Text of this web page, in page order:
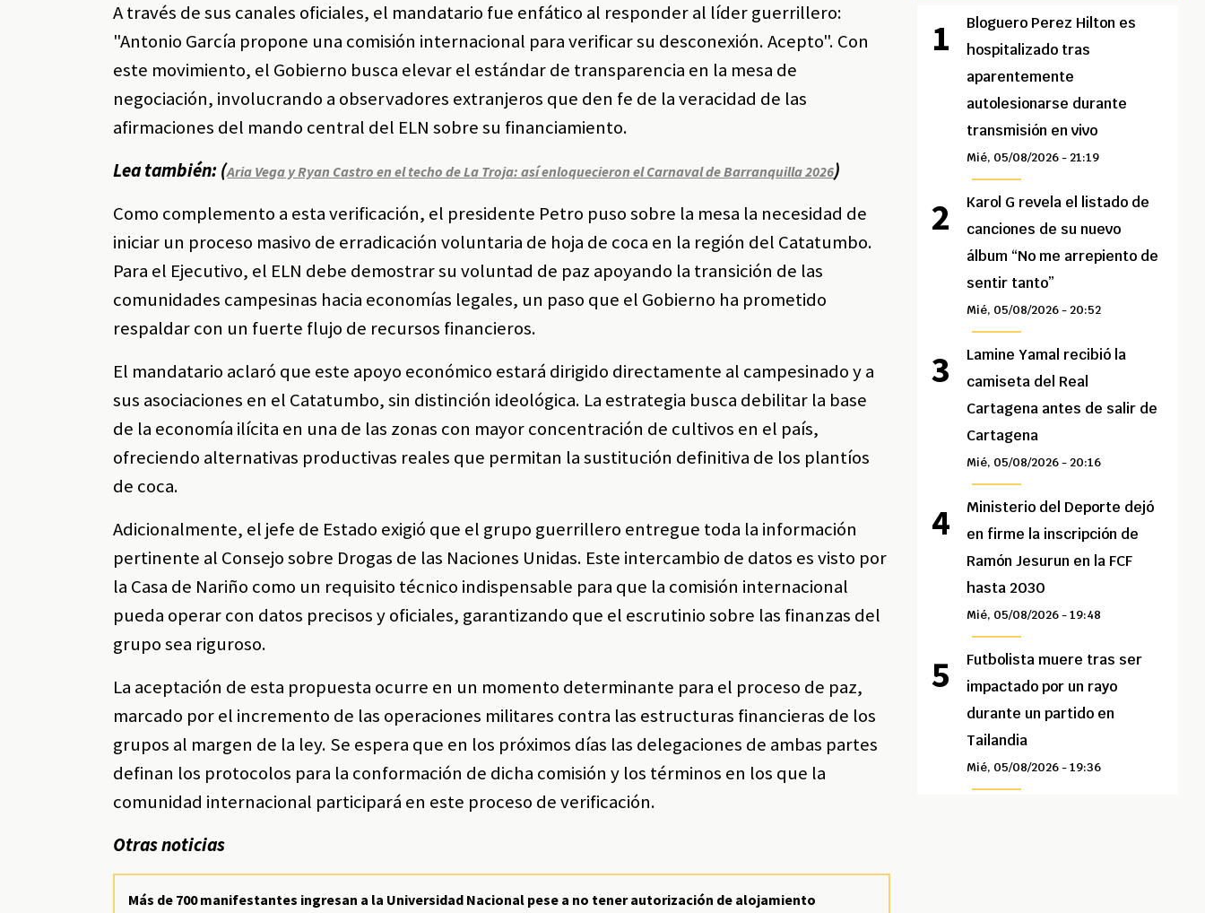
A través de sus canales oficiales, el mandatario fue enfático al responder al líder guerrillero:
"Antonio García propone una comisión internacional para verificar su desconexión. Acepto". Con
este movimiento, el Gobierno busca elevar el estándar de transparencia en la mesa de
negociación, involucrando a observadores extranjeros que den fe de la veracidad de las
afirmaciones del mando central del ELN sobre su financiamiento.
Lea también: (Aria Vega y Ryan Castro en el techo de La Troja: así enloquecieron el Carnaval de Barranquilla 2026)
Como complemento a esta verificación, el presidente Petro puso sobre la mesa la necesidad de
iniciar un proceso masivo de erradicación voluntaria de hoja de coca en la región del Catatumbo.
Para el Ejecutivo, el ELN debe demostrar su voluntad de paz apoyando la transición de las
comunidades campesinas hacia economías legales, un paso que el Gobierno ha prometido
respaldar con un fuerte flujo de recursos financieros.
El mandatario aclaró que este apoyo económico estará dirigido directamente al campesinado y a
sus asociaciones en el Catatumbo, sin distinción ideológica. La estrategia busca debilitar la base
de la economía ilícita en una de las zonas con mayor concentración de cultivos en el país,
ofreciendo alternativas productivas reales que permitan la sustitución definitiva de los plantíos
de coca.
Adicionalmente, el jefe de Estado exigió que el grupo guerrillero entregue toda la información
pertinente al Consejo sobre Drogas de las Naciones Unidas. Este intercambio de datos es visto por
la Casa de Nariño como un requisito técnico indispensable para que la comisión internacional
pueda operar con datos precisos y oficiales, garantizando que el escrutinio sobre las finanzas del
grupo sea riguroso.
La aceptación de esta propuesta ocurre en un momento determinante para el proceso de paz,
marcado por el incremento de las operaciones militares contra las estructuras financieras de los
grupos al margen de la ley. Se espera que en los próximos días las delegaciones de ambas partes
definan los protocolos para la conformación de dicha comisión y los términos en los que la
comunidad internacional participará en este proceso de verificación.
Otras noticias
Más de 700 manifestantes ingresan a la Universidad Nacional pese a no tener autorización de alojamiento
Bloguero Perez Hilton es
hospitalizado tras
aparentemente
autolesionarse durante
transmisión en vivo
Mié, 05/08/2026 - 21:19
Karol G revela el listado de
canciones de su nuevo
álbum “No me arrepiento de
sentir tanto”
Mié, 05/08/2026 - 20:52
Lamine Yamal recibió la
camiseta del Real
Cartagena antes de salir de
Cartagena
Mié, 05/08/2026 - 20:16
Ministerio del Deporte dejó
en firme la inscripción de
Ramón Jesurun en la FCF
hasta 2030
Mié, 05/08/2026 - 19:48
Futbolista muere tras ser
impactado por un rayo
durante un partido en
Tailandia
Mié, 05/08/2026 - 19:36